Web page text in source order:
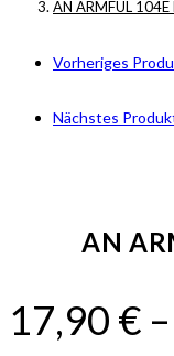
AN ARMFUL 104E
Vorheriges
Nächstes
AN
17,90 € –